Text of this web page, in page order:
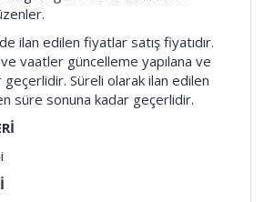
ilan edilen fiyatlar satış fiyatıdır.
vaatler güncelleme yapılana ve
Süreli olarak ilan edilen
süre sonuna kadar geçerlidir.